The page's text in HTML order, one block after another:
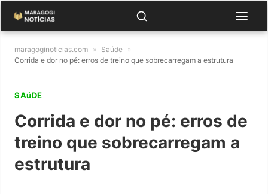
maragoginoticias.com » Saúde »
Corrida e dor no pé: erros de treino que sobrecarregam a estrutura
SAúDE
Corrida e dor no pé: erros de
treino que sobrecarregam a
estrutura